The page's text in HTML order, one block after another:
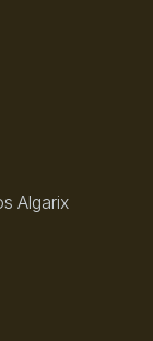
Algarix